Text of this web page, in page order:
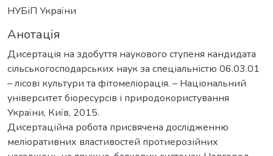
НУБіП України
Анотація
Дисертація на здобуття наукового ступеня кандидата
сільськогосподарських наук за спеціальністю 06.03.01
– лісові культури та фітомеліорація. – Національний
університет біоресурсів і природокористування
України, Київ, 2015.
Дисертаційна робота присвячена дослідженню
меліоративних властивостей протиерозійних